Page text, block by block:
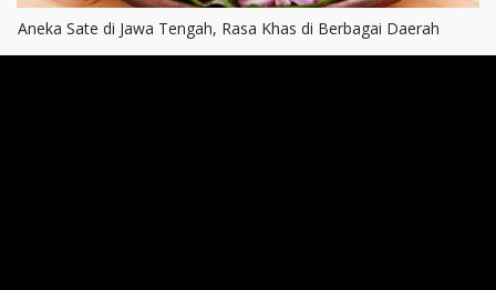
Aneka Sate di Jawa Tengah, Rasa Khas di Berbagai Daerah